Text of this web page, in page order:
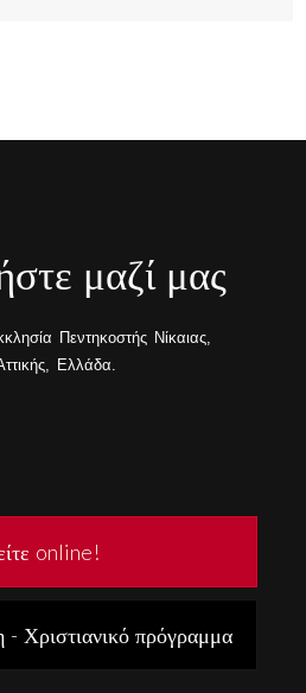
μαζί μας
Πεντηκοστής Νίκαιας,
Ελλάδα.
online!
Χριστιανικό πρόγραμμα